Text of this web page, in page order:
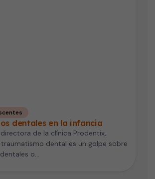
dentales en la infancia
de la clínica Prodentix,
dental es un golpe sobre
o…